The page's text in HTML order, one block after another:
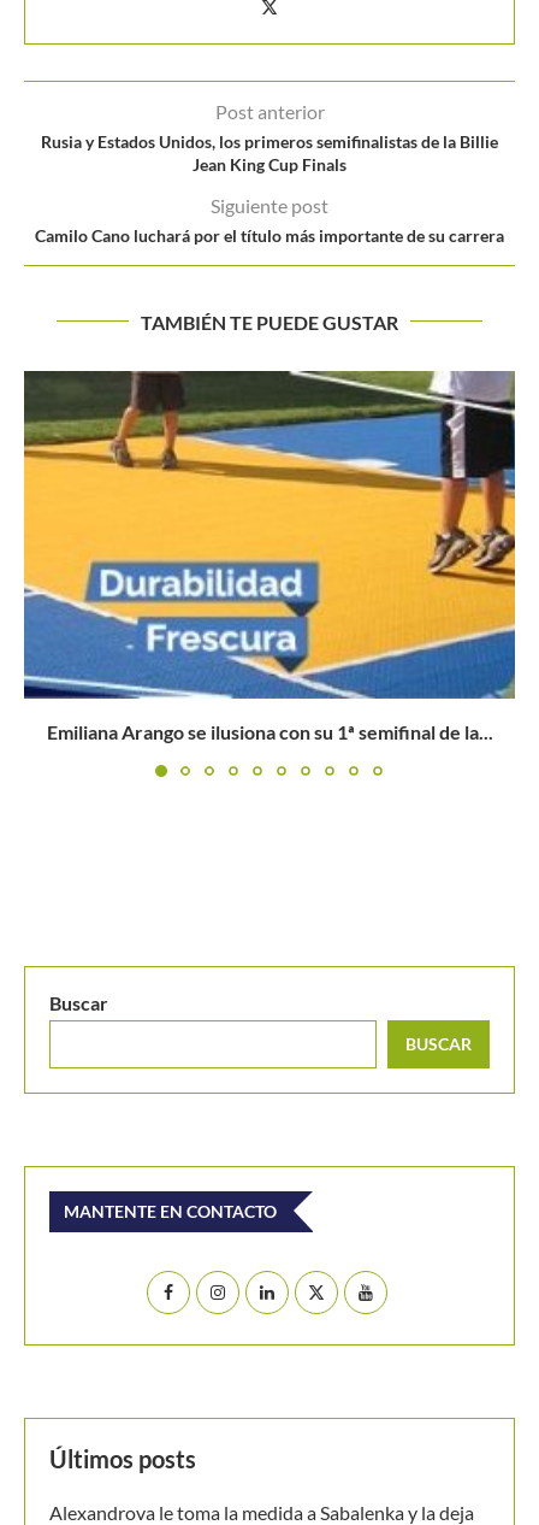
Post anterior
Rusia y Estados Unidos, los primeros semifinalistas de la Billie
Jean King Cup Finals
Siguiente post
Camilo Cano luchará por el título más importante de su carrera
TAMBIÉN TE PUEDE GUSTAR
Coco Gauff se pone como sucesora de Serena Williams:
Buscar
BUSCAR
MANTENTE EN CONTACTO